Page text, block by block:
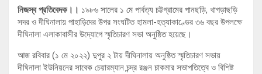
নিজস্ব প্রতিবেদক।। ১৯৮৬ সালের ১ মে পার্বত্য চট্টগ্রামের পানছড়ি, খাগড়াছড়ি
সদর ও দীঘিনালায় পাহাড়িদের উপর সংঘটিত হামলা-হত্যাকাণ্ডের ৩৬ বছর উপলক্ষে
দীঘিনালা এলাকাবাসীর উদ্যোগে স্মৃতিচারণ সভা অনুষ্ঠিত হয়েছে।
আজ রবিবার (১ মে ২০২২) দুপুর ২ টায় দীঘিনালায় অনুষ্ঠিত স্মৃতিচারণ সভায়
দীঘিনালা ইউনিয়নের সাবেক চেয়ারম্যান চন্দ্র রঞ্জন চাকমার সভাপতিত্বে ও বিশিষ্ট